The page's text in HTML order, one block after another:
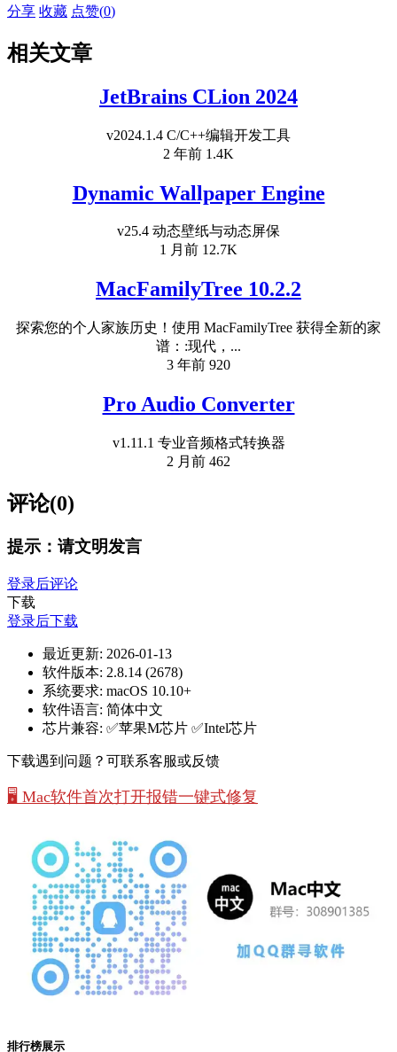
分享 收藏 点赞(0)
相关文章
JetBrains CLion 2024
v2024.1.4 C/C++编辑开发工具
2 年前 1.4K
Dynamic Wallpaper Engine
v25.4 动态壁纸与动态屏保
1 月前 12.7K
MacFamilyTree 10.2.2
探索您的个人家族历史！使用 MacFamilyTree 获得全新的家
谱：:现代，...
3 年前 920
Pro Audio Converter
v1.11.1 专业音频格式转换器
2 月前 462
评论(0)
提示：请文明发言
登录后评论
下载
登录后下载
最近更新: 2026-01-13
软件版本: 2.8.14 (2678)
系统要求: macOS 10.10+
软件语言: 简体中文
芯片兼容: ✅苹果M芯片 ✅Intel芯片
下载遇到问题？可联系客服或反馈
🖥️ Mac软件首次打开报错一键式修复
排行榜展示